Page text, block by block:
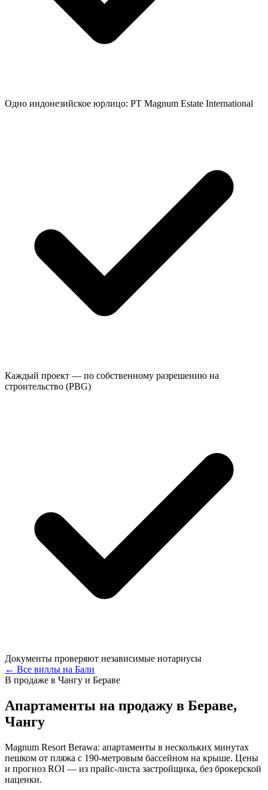
Одно индонезийское юрлицо: PT Magnum Estate International
Каждый проект — по собственному разрешению на
строительство (PBG)
Документы проверяют независимые нотариусы
← Все виллы на Бали
В продаже в Чангу и Бераве
Апартаменты на продажу в Бераве,
Чангу
Magnum Resort Berawa: апартаменты в нескольких минутах
пешком от пляжа с 190-метровым бассейном на крыше. Цены
и прогноз ROI — из прайс-листа застройщика, без брокерской
наценки.